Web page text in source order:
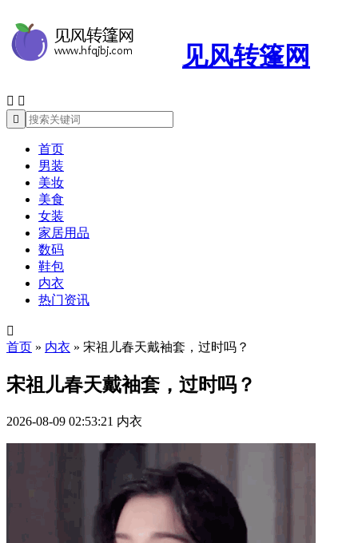
见风转篷网
 

首页
男装
美妆
美食
女装
家居用品
数码
鞋包
内衣
热门资讯

首页 » 内衣 » 宋祖儿春天戴袖套，过时吗？
宋祖儿春天戴袖套，过时吗？
2026-08-09 02:53:21 内衣